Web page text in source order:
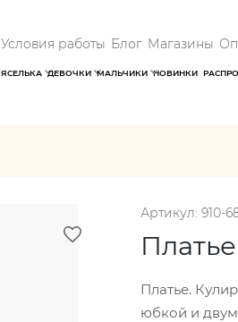
Условия работы Блог Магазины
ЯСЕЛЬКА ДЕВОЧКИ МАЛЬЧИКИ НОВИНКИ
Артикул: 910-
Платье
Платье.
юбкой и